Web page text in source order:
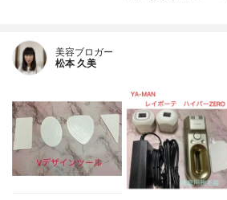
美容ブロガー
松本 久美